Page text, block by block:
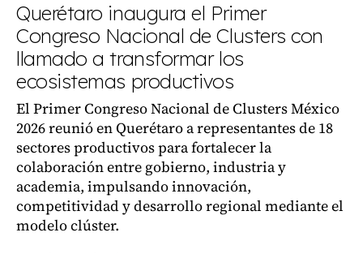
Querétaro inaugura el Primer
Congreso Nacional de Clusters con
llamado a transformar los
ecosistemas productivos
El Primer Congreso Nacional de Clusters México
2026 reunió en Querétaro a representantes de 18
sectores productivos para fortalecer la
colaboración entre gobierno, industria y
academia, impulsando innovación,
competitividad y desarrollo regional mediante el
modelo clúster.